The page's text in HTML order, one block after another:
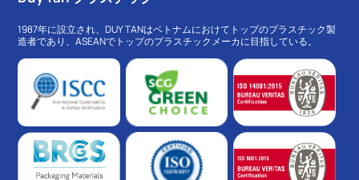
1987年に設立され、DUY TANはベトナムにおけてトップのプラスチック製
造者であり、ASEANでトップのプラスチックメーカに目指している。